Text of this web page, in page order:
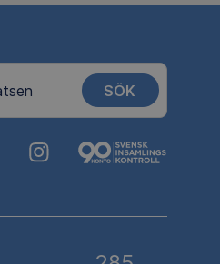
SÖK